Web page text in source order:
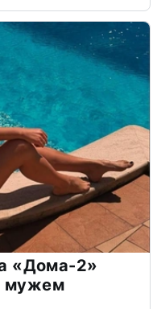
«Дома-2»
мужем